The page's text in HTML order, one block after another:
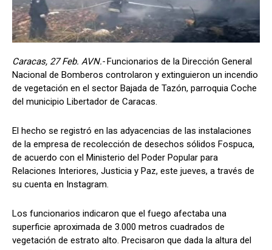
Caracas, 27 Feb. AVN.-Funcionarios de la Dirección General
Nacional de Bomberos controlaron y extinguieron un incendio
de vegetación en el sector Bajada de Tazón, parroquia Coche
del municipio Libertador de Caracas.
El hecho se registró en las adyacencias de las instalaciones
de la empresa de recolección de desechos sólidos Fospuca,
de acuerdo con el Ministerio del Poder Popular para
Relaciones Interiores, Justicia y Paz, este jueves, a través de
su cuenta en Instagram.
Los funcionarios indicaron que el fuego afectaba una
superficie aproximada de 3.000 metros cuadrados de
vegetación de estrato alto. Precisaron que dada la altura del